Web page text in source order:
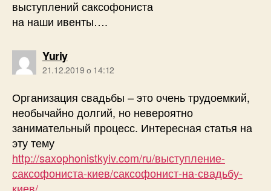
выступлений саксофониста
на наши ивенты….
Yuriyговорить:
21.12.2019 о 14:12
Организация свадьбы – это очень трудоемкий,
необычайно долгий, но невероятно
занимательный процесс. Интересная статья на
эту тему
http://saxophonistkyiv.com/ru/выступление-
саксофониста-киев/саксофонист-на-свадьбу-